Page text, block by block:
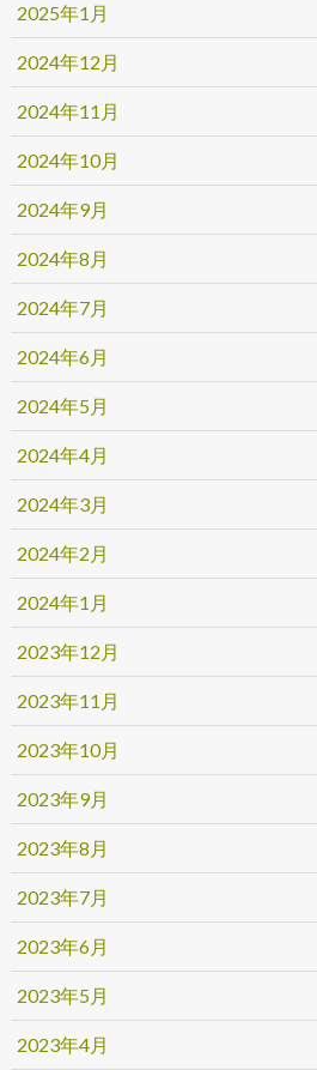
2025年1月
2024年12月
2024年11月
2024年10月
2024年9月
2024年8月
2024年7月
2024年6月
2024年5月
2024年4月
2024年3月
2024年2月
2024年1月
2023年12月
2023年11月
2023年10月
2023年9月
2023年8月
2023年7月
2023年6月
2023年5月
2023年4月